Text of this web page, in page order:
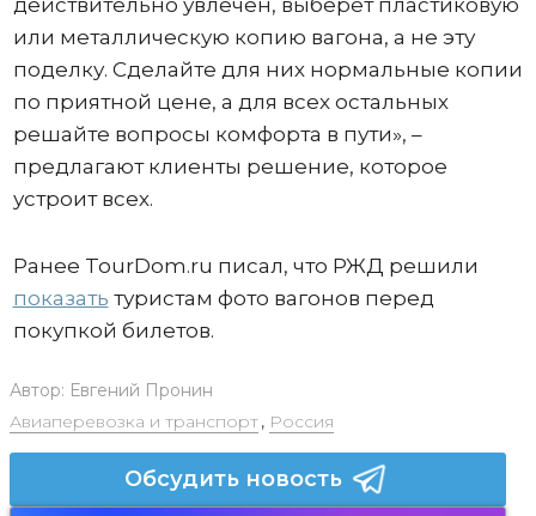
или металлическую копию вагона, а не эту
поделку. Сделайте для них нормальные копии
по приятной цене, а для всех остальных
решайте вопросы комфорта в пути», –
предлагают клиенты решение, которое
устроит всех.
Ранее TourDom.ru писал, что РЖД решили
показать туристам фото вагонов перед
покупкой билетов.
Автор: Евгений Пронин
Авиаперевозка и транспорт, Россия
Обсудить новость